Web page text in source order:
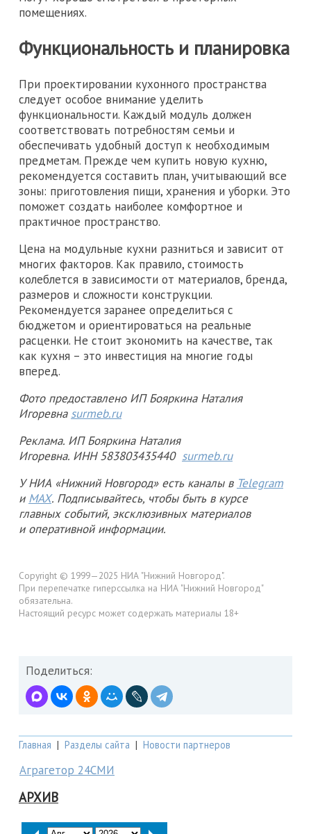
помещениях.
Функциональность и планировка
При проектировании кухонного пространства
следует особое внимание уделить
функциональности. Каждый модуль должен
соответствовать потребностям семьи и
обеспечивать удобный доступ к необходимым
предметам. Прежде чем купить новую кухню,
рекомендуется составить план, учитывающий все
зоны: приготовления пищи, хранения и уборки. Это
поможет создать наиболее комфортное и
практичное пространство.
Цена на модульные кухни разниться и зависит от
многих факторов. Как правило, стоимость
колеблется в зависимости от материалов, бренда,
размеров и сложности конструкции.
Рекомендуется заранее определиться с
бюджетом и ориентироваться на реальные
расценки. Не стоит экономить на качестве, так
как кухня – это инвестиция на многие годы
вперед.
Фото предоставлено ИП Бояркина Наталия
Игоревна surmeb.ru
Реклама. ИП Бояркина Наталия
Игоревна. ИНН 583803435440 surmeb.ru
У НИА «Нижний Новгород» есть каналы в Telegram
и MAX. Подписывайтесь, чтобы быть в курсе
главных событий, эксклюзивных материалов
и оперативной информации.
Copyright © 1999—2025 НИА "Нижний Новгород".
При перепечатке гиперссылка на НИА "Нижний Новгород"
обязательна.
Настоящий ресурс может содержать материалы 18+
Поделиться:
Главная | Разделы сайта | Новости партнеров
Аграгетор 24СМИ
АРХИВ